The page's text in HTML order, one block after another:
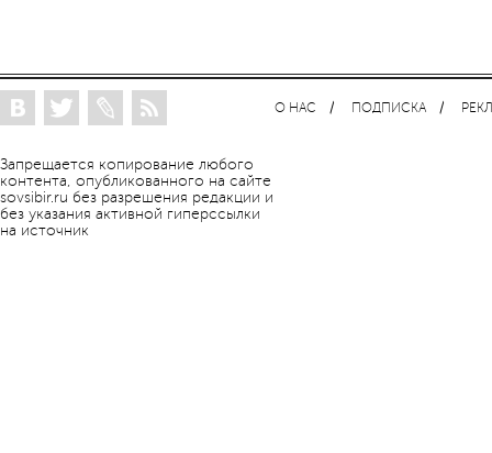
Запрещается копирование любого
контента, опубликованного на сайте
sovsibir.ru без разрешения редакции и
без указания активной гиперссылки
на источник
О НАС ПОДПИСКА